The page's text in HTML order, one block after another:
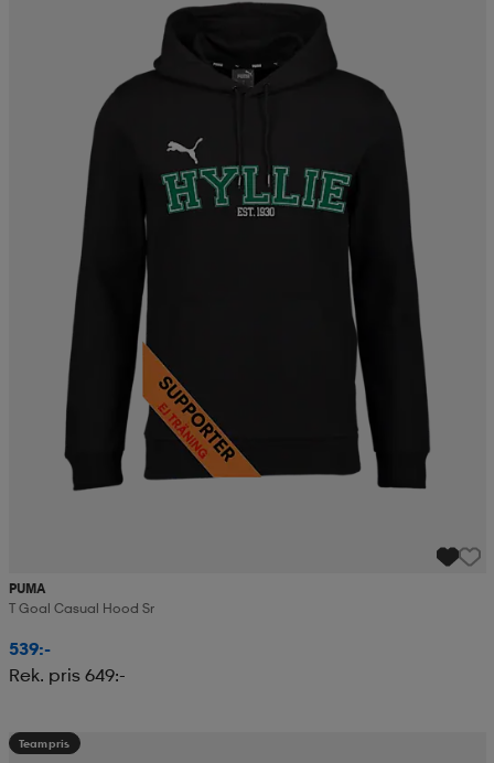
PUMA
T Goal Casual Hood Sr
539:-
Rek. pris 649:-
Teampris